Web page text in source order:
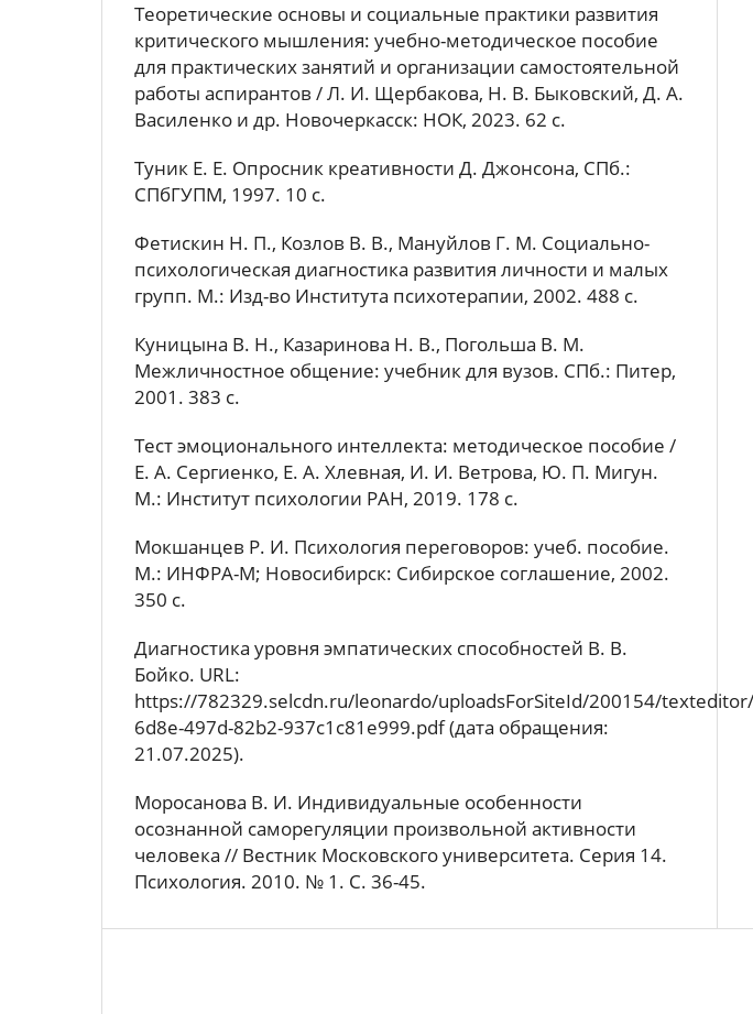
Теоретические основы и социальные практики развития
критического мышления: учебно-методическое пособие
для практических занятий и организации самостоятельной
работы аспирантов / Л. И. Щербакова, Н. В. Быковский, Д. А.
Василенко и др. Новочеркасск: НОК, 2023. 62 с.
Туник Е. Е. Опросник креативности Д. Джонсона, СПб.:
СПбГУПМ, 1997. 10 с.
Фетискин Н. П., Козлов В. В., Мануйлов Г. М. Социально-
психологическая диагностика развития личности и малых
групп. М.: Изд-во Института психотерапии, 2002. 488 с.
Куницына В. Н., Казаринова Н. В., Погольша В. М.
Межличностное общение: учебник для вузов. СПб.: Питер,
2001. 383 с.
Тест эмоционального интеллекта: методическое пособие /
Е. А. Сергиенко, Е. А. Хлевная, И. И. Ветрова, Ю. П. Мигун.
М.: Институт психологии РАН, 2019. 178 с.
Мокшанцев Р. И. Психология переговоров: учеб. пособие.
М.: ИНФРА-М; Новосибирск: Сибирское соглашение, 2002.
350 с.
Диагностика уровня эмпатических способностей В. В.
Бойко. URL:
https://782329.selcdn.ru/leonardo/uploadsForSiteId/200154/
6d8e-497d-82b2-937c1c81e999.pdf (дата обращения:
21.07.2025).
Моросанова В. И. Индивидуальные особенности
осознанной саморегуляции произвольной активности
человека // Вестник Московского университета. Серия 14.
Психология. 2010. № 1. С. 36-45.